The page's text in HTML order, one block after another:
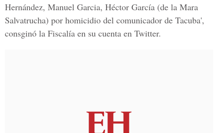
Hernández, Manuel Garcia, Héctor García (de la Mara
Salvatrucha) por homicidio del comunicador de Tacuba',
consginó la Fiscalía en su cuenta en Twitter.